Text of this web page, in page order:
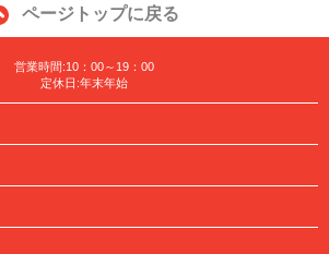
ページトップに戻る
営業時間:10：00～19：00
定休日:年末年始